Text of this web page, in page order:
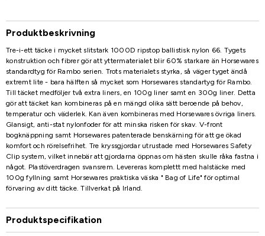
Produktbeskrivning
Tre-i-ett täcke i mycket slitstark 1000D ripstop ballistisk nylon 66. Tygets
konstruktion och fibrer gör att yttermaterialet blir 60% starkare än Horsewares
standardtyg för Rambo serien. Trots materialets styrka, så väger tyget ändå
extremt lite - bara hälften så mycket som Horsewares standartyg för Rambo.
Till täcket medföljer två extra liners, en 100g liner samt en 300g liner. Detta
gör att täcket kan kombineras på en mängd olika sätt beroende på behov,
temperatur och väderlek. Kan även kombineras med Horsewares övriga liners.
Glansigt, anti-stat nylonfoder för att minska risken för skav. V-front
bogknäppning samt Horsewares patenterade benskärning för att ge ökad
komfort och rörelsefrihet. Tre kryssgjordar utrustade med Horsewares Safety
Clip system, vilket innebär att gjordarna öppnas om hästen skulle råka fastna i
något. Plastöverdragen svansrem. Levereras komplettt med halstäcke med
100g fyllning samt Horsewares praktiska väska " Bag of Life" för optimal
förvaring av ditt täcke. Tillverkat på Irland.
Produktspecifikation